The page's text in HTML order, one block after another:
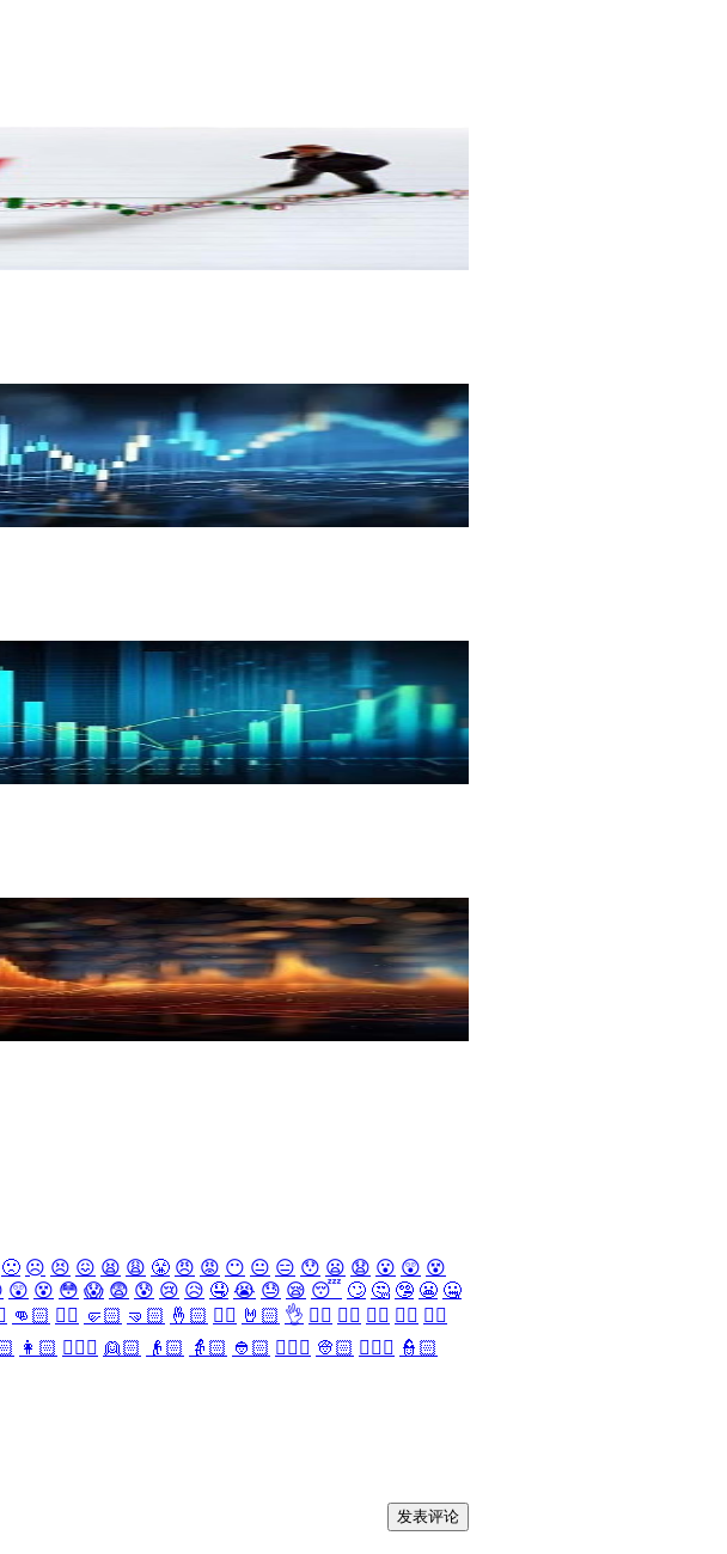
🙁 ☹️ 😣 😖 😫 😩 😤 😠 😡 😶 😐 😑 😯 😦 😧 😮 😲 😵
😲 😵 😳 😱 😨 😰 😢 😥 🤤 😭 😓 😪 😴 🙄 🤔 🤥 😬 🤐
👊🏻 ✊🏻 🤛🏻 🤜🏻 🤞🏻 ✌🏻 🤘🏻 👌 👈🏻 👉🏻 👆🏻 👇🏻 ☝🏻
👩🏻 👱🏻‍♀️ 👱🏻 👴🏻 👵🏻 👲🏻 👳🏻‍♀️ 👳🏻 👮🏻‍♀️ 👮🏻